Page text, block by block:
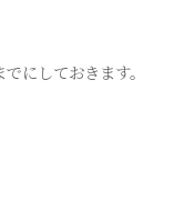
にしておきます。